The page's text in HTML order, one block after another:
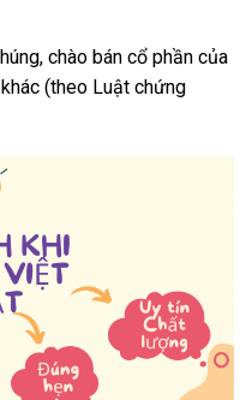
chào bán cổ phần của
(theo Luật chứng